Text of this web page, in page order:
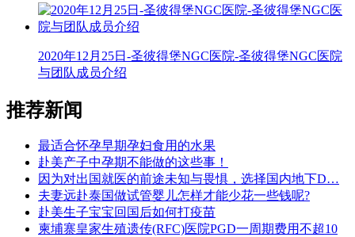
2020年12月25日-圣彼得堡NGC医院-圣彼得堡NGC医院
与团队成员介绍
推荐新闻
最适合怀孕早期孕妇食用的水果
赴美产子中孕期不能做的这些事！
因为对出国就医的前途未知与畏惧，选择国内地下D…
夫妻远赴泰国做试管婴儿怎样才能少花一些钱呢?
赴美生子宝宝回国后如何打疫苗
柬埔寨皇家生殖遗传(RFC)医院PGD一周期费用不超10